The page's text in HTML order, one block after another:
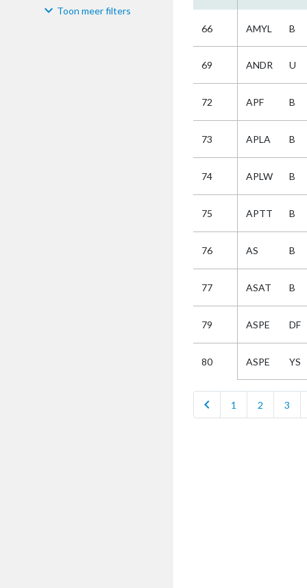
Materiaal Toon meer filters
66 AMYL B
69 ANDR U
72 APF B
73 APLA B
74 APLW B
75 APTT B
76 AS B
77 ASAT B
79 ASPE DF
80 ASPE YS
chevron_left 1 2 3